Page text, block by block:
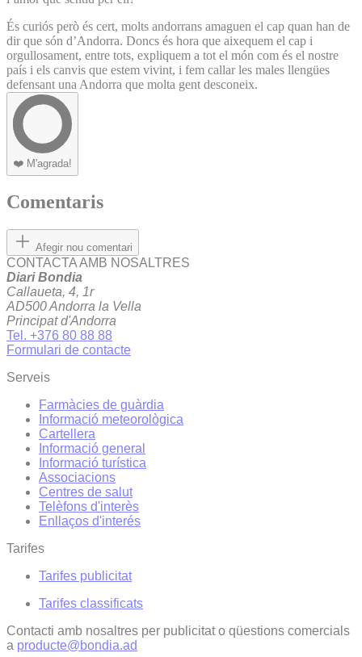
És curiós però és cert, molts andorrans amaguen el cap quan han de
dir que són d’Andorra. Doncs és hora que aixequem el cap i
orgullosament, entre tots, expliquem a tot el món com és el nostre
país i els canvis que estem vivint, i fem callar les males llengües
defensant una Andorra que molta gent desconeix.
❤️ M'agrada!
Comentaris
Afegir nou comentari
CONTACTA AMB NOSALTRES
Diari Bondia
Callaueta, 4, 1r
AD500 Andorra la Vella
Principat d'Andorra
Tel. +376 80 88 88
Formulari de contacte
Serveis
Farmàcies de guàrdia
Informació meteorològica
Cartellera
Informació general
Informació turística
Associacions
Centres de salut
Telèfons d'interès
Enllaços d'interés
Tarifes
Tarifes publicitat
Tarifes classificats
Contacti amb nosaltres per publicitat o qüestions comercials
a producte@bondia.ad